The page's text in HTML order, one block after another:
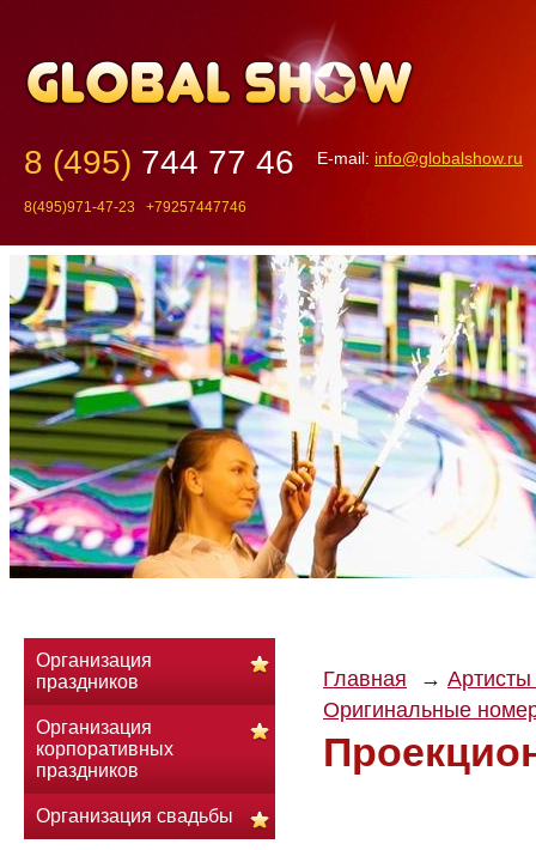
8 (495) 744 77 46
8(495)971-47-23 +79257447746
E-mail: info@globalshow.ru
Главная
Оригинальные
Организация
праздников
Организация
корпоративных
праздников
Организация свадьбы